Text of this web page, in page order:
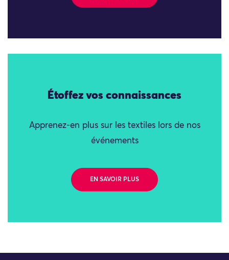
Étoffez vos connaissances
Apprenez-en plus sur les textiles lors de nos
événements
EN SAVOIR PLUS